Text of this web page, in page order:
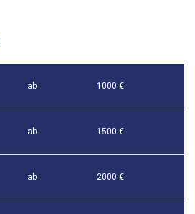
ab 1000 €
ab 1500 €
ab 2000 €